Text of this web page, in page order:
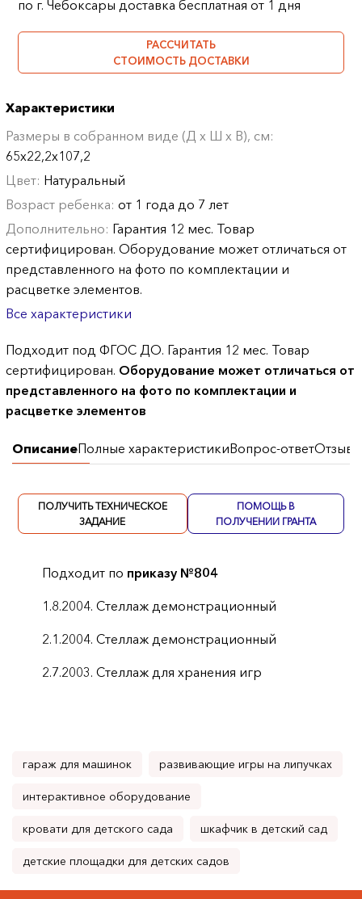
по г. Чебоксары доставка бесплатная от 1 дня
РАССЧИТАТЬ
СТОИМОСТЬ ДОСТАВКИ
Характеристики
Размеры в собранном виде (Д х Ш х В), см:
65х22,2х107,2
Цвет: Натуральный
Возраст ребенка:от 1 года до 7 лет
Дополнительно: Гарантия 12 мес. Товар
сертифицирован. Оборудование может отличаться от
представленного на фото по комплектации и
расцветке элементов.
Все характеристики
Подходит под ФГОС ДО. Гарантия 12 мес. Товар
сертифицирован. Оборудование может отличаться от
представленного на фото по комплектации и
расцветке элементов
ОписаниеПолные характеристикиВопрос-ответОтзывы
ПОЛУЧИТЬ ТЕХНИЧЕСКОЕ
ЗАДАНИЕ
ПОМОЩЬ В
ПОЛУЧЕНИИ ГРАНТА
Подходит по приказу №804
1.8.2004. Стеллаж демонстрационный
2.1.2004. Стеллаж демонстрационный
2.7.2003. Стеллаж для хранения игр
гараж для машинок развивающие игры на липучках
интерактивное оборудование
кровати для детского сада шкафчик в детский сад
детские площадки для детских садов